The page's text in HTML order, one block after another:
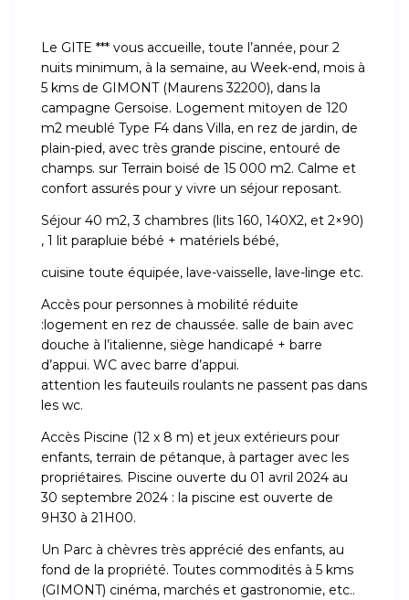
Le GITE *** vous accueille, toute l’année, pour 2
nuits minimum, à la semaine, au Week-end, mois à
5 kms de GIMONT (Maurens 32200), dans la
campagne Gersoise. Logement mitoyen de 120
m2 meublé Type F4 dans Villa, en rez de jardin, de
plain-pied, avec très grande piscine, entouré de
champs. sur Terrain boisé de 15 000 m2. Calme et
confort assurés pour y vivre un séjour reposant.
Séjour 40 m2, 3 chambres (lits 160, 140X2, et 2×90)
, 1 lit parapluie bébé + matériels bébé,
cuisine toute équipée, lave-vaisselle, lave-linge etc.
Accès pour personnes à mobilité réduite
:logement en rez de chaussée. salle de bain avec
douche à l’italienne, siège handicapé + barre
d’appui. WC avec barre d’appui.
attention les fauteuils roulants ne passent pas dans
les wc.
Accès Piscine (12 x 8 m) et jeux extérieurs pour
enfants, terrain de pétanque, à partager avec les
propriétaires. Piscine ouverte du 01 avril 2024 au
30 septembre 2024 : la piscine est ouverte de
9H30 à 21H00.
Un Parc à chèvres très apprécié des enfants, au
fond de la propriété. Toutes commodités à 5 kms
(GIMONT) cinéma, marchés et gastronomie, etc..